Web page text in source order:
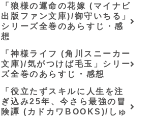
らすじ・感想
「狼様の運命の花嫁 (マイナビ
出版ファン文庫)/御守いちる」
シリーズ全巻のあらすじ・感
想
「神様ライフ (角川スニーカー
文庫)/気がつけば毛玉」シリー
ズ全巻のあらすじ・感想
「役立たずスキルに人生を注
ぎ込み25年、今さら最強の冒
険譚 (カドカワBOOKS)/しゅ